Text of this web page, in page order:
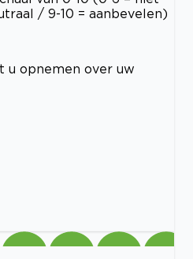
/ 9-10 = aanbevelen)
u opnemen over uw